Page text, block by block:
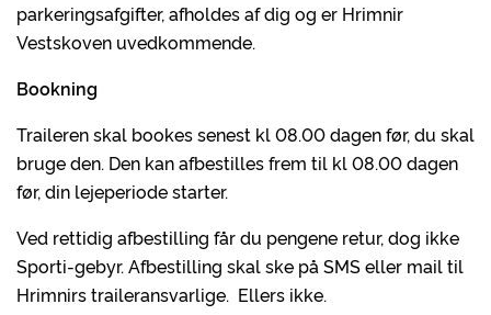
parkeringsafgifter, afholdes af dig og er Hrimnir
Vestskoven uvedkommende.
Bookning
Traileren skal bookes senest kl 08.00 dagen før, du skal
bruge den. Den kan afbestilles frem til kl 08.00 dagen
før, din lejeperiode starter.
Ved rettidig afbestilling får du pengene retur, dog ikke
Sporti-gebyr. Afbestilling skal ske på SMS eller mail til
Hrimnirs traileransvarlige. Ellers ikke.